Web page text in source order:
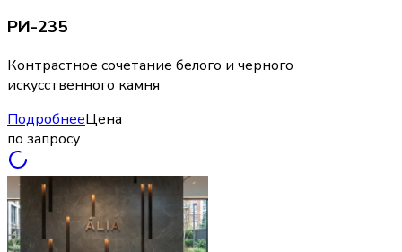
РИ-235
Контрастное сочетание белого и черного
искусственного камня
ПодробнееЦена
по запросу